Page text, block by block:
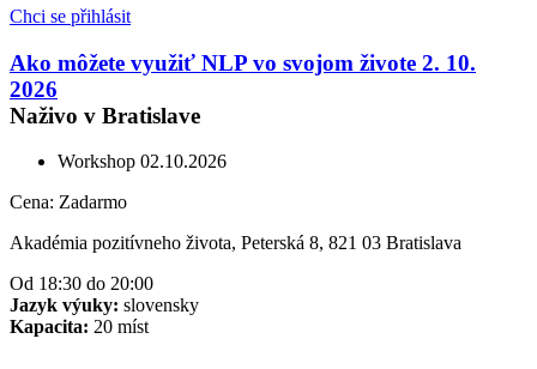
Chci se přihlásit
Ako môžete využiť NLP vo svojom živote 2. 10.
2026
Naživo v Bratislave
Workshop 02.10.2026
Cena: Zadarmo
Akadémia pozitívneho života, Peterská 8, 821 03 Bratislava
Od 18:30 do 20:00
Jazyk výuky: slovensky
Kapacita: 20 míst